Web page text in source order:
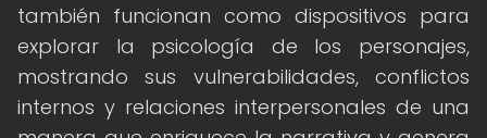
también funcionan como dispositivos para
explorar la psicología de los personajes,
mostrando sus vulnerabilidades, conflictos
internos y relaciones interpersonales de una